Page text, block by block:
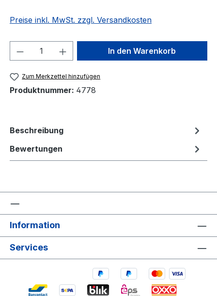
Preise inkl. MwSt. zzgl. Versandkosten
Produkt Anzahl: Gib denIn den Warenkorb
Zum Merkzettel hinzufügen
Produktnummer: 4778
Beschreibung
Bewertungen
Information
Services